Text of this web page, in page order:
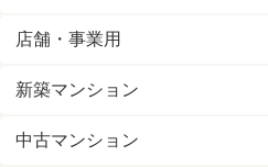
店舗・事業用
新築マンション
中古マンション